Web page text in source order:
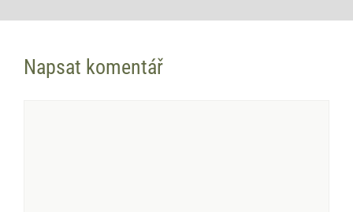
Napsat komentář